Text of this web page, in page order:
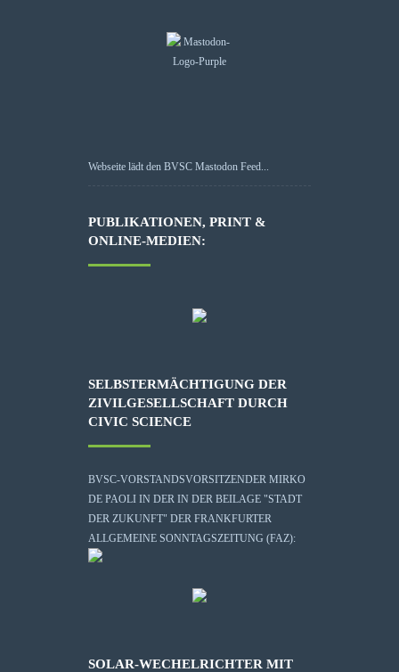
Webseite lädt den BVSC Mastodon Feed...
PUBLIKATIONEN, PRINT &
ONLINE-MEDIEN:
SELBSTERMÄCHTIGUNG DER
ZIVILGESELLSCHAFT DURCH
CIVIC SCIENCE
BVSC-VORSTANDSVORSITZENDER MIRKO
DE PAOLI IN DER IN DER BEILAGE "STADT
DER ZUKUNFT" DER FRANKFURTER
ALLGEMEINE SONNTAGSZEITUNG (FAZ):
SOLAR-WECHELRICHTER MIT